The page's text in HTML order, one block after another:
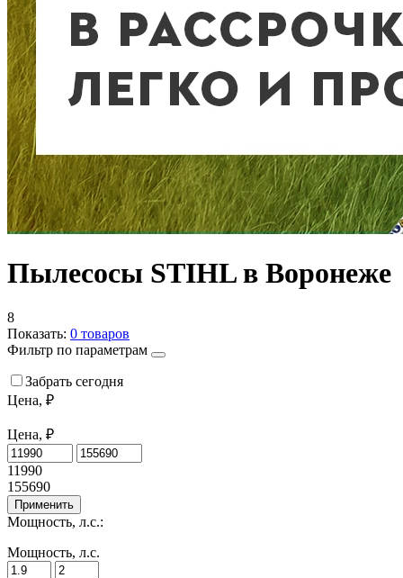
Пылесосы STIHL в Воронеже
8
Показать: 0 товаров
Фильтр по параметрам
Забрать сегодня
Цена, ₽
Цена, ₽
11990
155690
Применить
Мощность, л.с.:
Мощность, л.с.